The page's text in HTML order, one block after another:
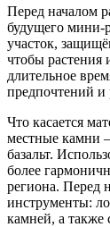
Перед началом
будущего мини-
участок,
чтобы растения
длительное
предпочтений и
Что касается
местные камни
базальт.
более
региона. Перед
инструменты:
камней, а